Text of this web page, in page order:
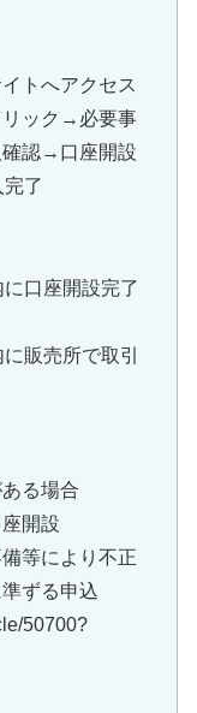
トへアクセス
リック→必要事
認→口座開設
了
口座開設完了
販売所で取引
る場合
開設
等により不正
ずる申込
50700?